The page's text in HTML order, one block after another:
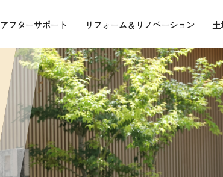
アフターサポート リフォーム＆リノベーション